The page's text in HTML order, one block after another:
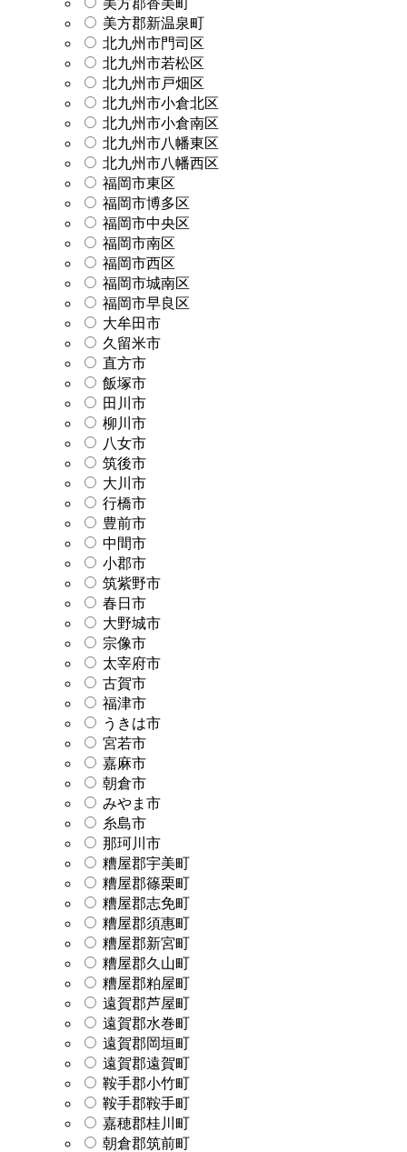
美方郡新温泉町
北九州市門司区
北九州市若松区
北九州市戸畑区
北九州市小倉北区
北九州市小倉南区
北九州市八幡東区
北九州市八幡西区
福岡市東区
福岡市博多区
福岡市中央区
福岡市南区
福岡市西区
福岡市城南区
福岡市早良区
大牟田市
久留米市
直方市
飯塚市
田川市
柳川市
八女市
筑後市
大川市
行橋市
豊前市
中間市
小郡市
筑紫野市
春日市
大野城市
宗像市
太宰府市
古賀市
福津市
うきは市
宮若市
嘉麻市
朝倉市
みやま市
糸島市
那珂川市
糟屋郡宇美町
糟屋郡篠栗町
糟屋郡志免町
糟屋郡須惠町
糟屋郡新宮町
糟屋郡久山町
糟屋郡粕屋町
遠賀郡芦屋町
遠賀郡水巻町
遠賀郡岡垣町
遠賀郡遠賀町
鞍手郡小竹町
鞍手郡鞍手町
嘉穂郡桂川町
朝倉郡筑前町